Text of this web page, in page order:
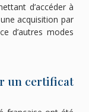
d’accéder à
acquisition par
d’autres modes
un certificat